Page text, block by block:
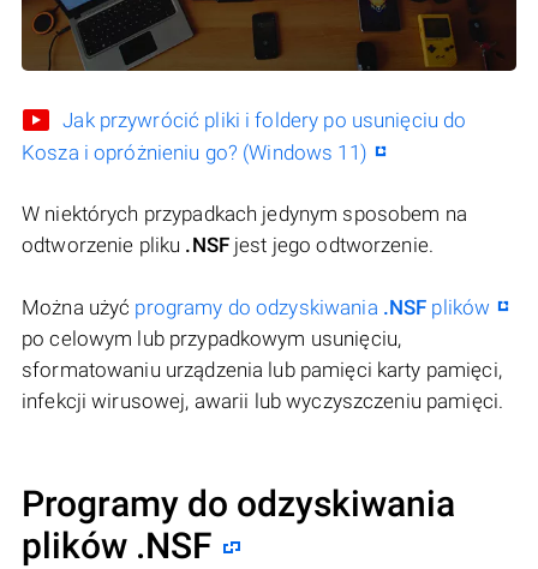
Jak przywrócić pliki i foldery po usunięciu do
Kosza i opróżnieniu go? (Windows 11)
W niektórych przypadkach jedynym sposobem na
odtworzenie pliku .NSFjest jego odtworzenie.
Można użyć programy do odzyskiwania .NSF plików
po celowym lub przypadkowym usunięciu,
sformatowaniu urządzenia lub pamięci karty pamięci,
infekcji wirusowej, awarii lub wyczyszczeniu pamięci.
Programy do odzyskiwania
plików .NSF